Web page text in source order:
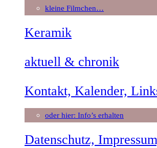
kleine Filmchen…
Keramik
aktuell & chronik
Kontakt, Kalender,
oder hier: Info’s erhalten
Datenschutz,